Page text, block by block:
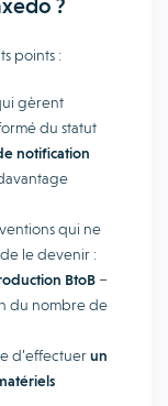
?
points :
gèrent
du statut
notification
qui ne
le devenir :
BtoB –
du nombre de
d’effectuerun